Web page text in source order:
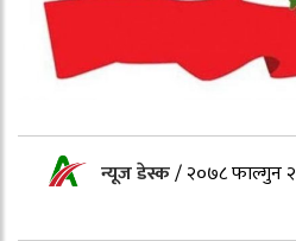
न्यूज डेस्क/२०७८ फाल्गुन